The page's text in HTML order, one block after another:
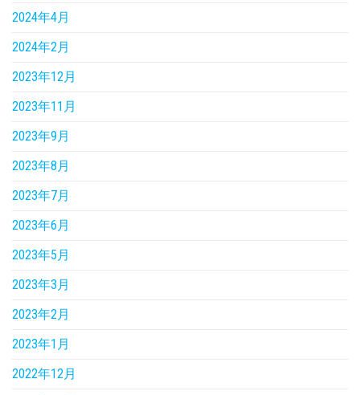
2024年4月
2024年2月
2023年12月
2023年11月
2023年9月
2023年8月
2023年7月
2023年6月
2023年5月
2023年3月
2023年2月
2023年1月
2022年12月